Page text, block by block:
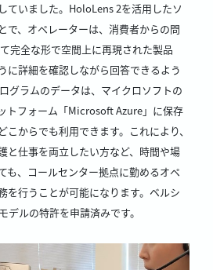
ていました。HoloLens 2を活用したソ
で、オペレーターは、消費者からの問
完全な形で空間上に再現された製品
に詳細を確認しながら回答できるよう
グラムのデータは、マイクロソフトの
トフォーム「Microsoft Azure」に保存
こからでも利用できます。これにより、
と仕事を両立したい方など、時間や場
も、コールセンター拠点に勤めるオペ
を行うことが可能になります。ベルシ
デルの特許を申請済みです。